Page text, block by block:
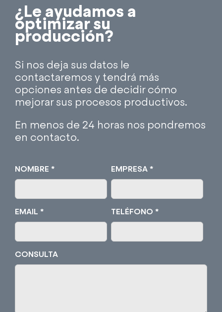
¿Le ayudamos a
optimizar su
producción?
Si nos deja sus datos le
contactaremos y tendrá más
opciones antes de decidir cómo
mejorar sus procesos productivos.
En menos de 24 horas nos pondremos
en contacto.
NOMBRE * EMPRESA *
EMAIL * TELÉFONO *
CONSULTA